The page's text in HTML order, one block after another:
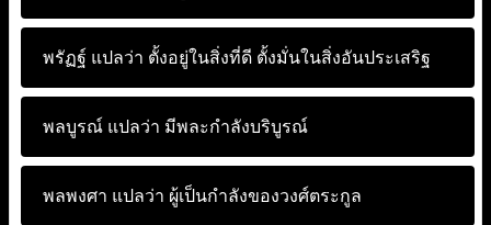
พรัฏฐ์ แปลว่า ตั้งอยู่ในสิ่งที่ดี ตั้งมั่นในสิ่งอันประเสริฐ
พลบูรณ์ แปลว่า มีพละกำลังบริบูรณ์
พลพงศา แปลว่า ผู้เป็นกำลังของวงศ์ตระกูล